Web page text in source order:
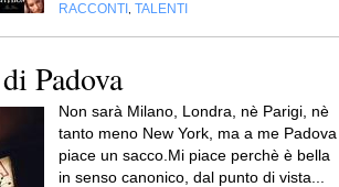
RACCONTI
TALENTI
Padova
Non sarà Milano, Londra, nè Parigi, nè
tanto meno New York, ma a me Padova
piace un sacco.Mi piace perchè è bella
in senso canonico, dal punto di vista...